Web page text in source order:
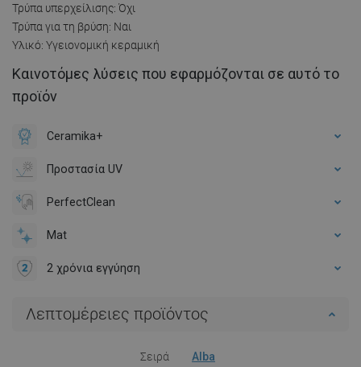
Τρύπα υπερχείλισης: Όχι
Τρύπα για τη βρύση: Ναι
Υλικό: Υγειονομική κεραμική
Καινοτόμες λύσεις που εφαρμόζονται σε αυτό το
προϊόν
Ceramika+
Προστασία UV
PerfectClean
Mat
2 χρόνια εγγύηση
Λεπτομέρειες προϊόντος
Σειρά Alba